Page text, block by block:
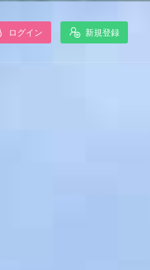
ログイン 新規登録